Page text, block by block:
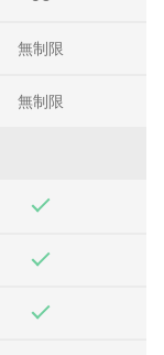
無制限
無制限